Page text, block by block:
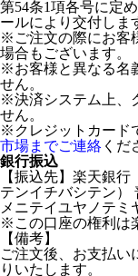
第54条1項各号に定
ールにより交付しま
※ご注文の際にお客
場合もございます。
※お客様と異なる名
せん。
※決済システム上、
せん。
※クレジットカード
市場までご連絡 くだ
銀行振込
【振込先】楽天銀
テンイチバシテン）
メニテイユヤノテミ
※この口座の権利は
【備考】
ご注文後、お支払い
りいたします。